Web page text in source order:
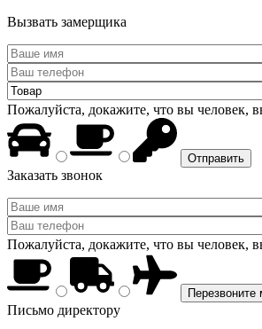
Вызвать замерщика
Пожалуйста, докажите, что вы человек,
Заказать звонок
Пожалуйста, докажите, что вы человек,
Письмо директору